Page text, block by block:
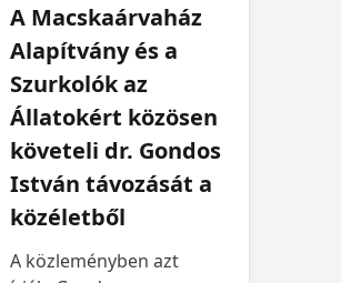
A Macskaárvaház
Alapítvány és a
Szurkolók az
Állatokért közösen
követeli dr. Gondos
István távozását a
közéletből
A közleményben azt